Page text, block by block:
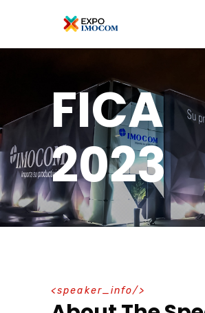
FICA
2023
speaker_info